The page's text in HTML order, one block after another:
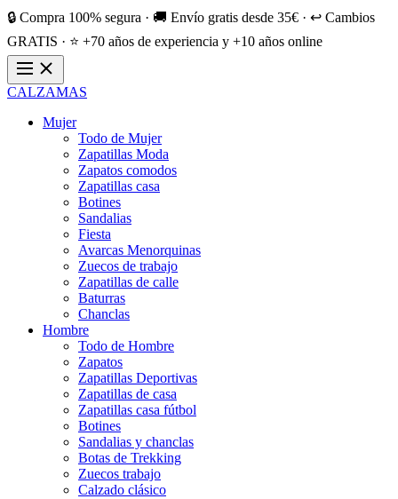
🔒 Compra 100% segura · 🚚 Envío gratis desde 35€ · ↩️ Cambios
GRATIS · ⭐ +70 años de experiencia y +10 años online
CALZAMAS
Mujer
Todo de Mujer
Zapatillas Moda
Zapatos comodos
Zapatillas casa
Botines
Sandalias
Fiesta
Avarcas Menorquinas
Zuecos de trabajo
Zapatillas de calle
Baturras
Chanclas
Hombre
Todo de Hombre
Zapatos
Zapatillas Deportivas
Zapatillas de casa
Zapatillas casa fútbol
Botines
Sandalias y chanclas
Botas de Trekking
Zuecos trabajo
Calzado clásico